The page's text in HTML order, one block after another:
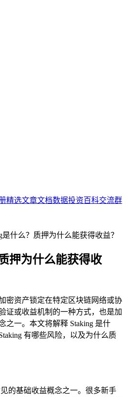
精选文章文档数据投资百科交流群
是什么？质押为什么能获得收益？
押为什么能获得收
密资产锁定在特定区块链网络或协
证或收益机制的一种方式，也是加
之一。本文将解释 Staking 是什
有哪些风险，以及为什么质
的基础收益概念之一。很多新手